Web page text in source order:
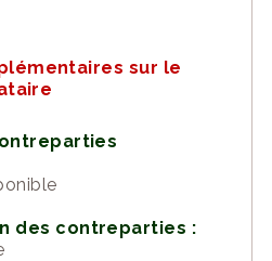
sur le
des contreparties :